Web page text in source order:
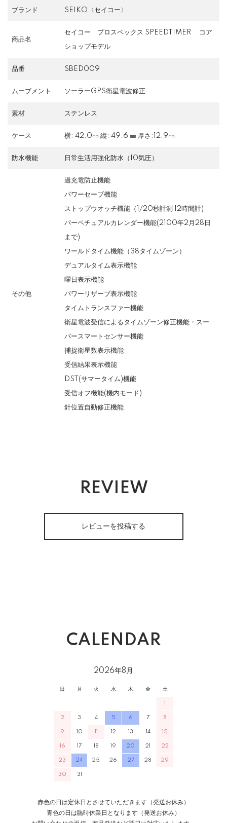
ブランド SEIKO〈セイコー〉
商品名
セイコー プロスペックス SPEEDTIMER コア
ショップモデル
品番 SBED009
ムーブメント ソーラーGPS衛星電波修正
素材 ステンレス
ケース 横: 42.0㎜ 縦: 49.6 ㎜ 厚さ:12.9㎜
防水機能 日常生活用強化防水（10気圧）
その他
過充電防止機能
パワーセーブ機能
ストップウオッチ機能（1/20秒計測 12時間計)
パーペチュアルカレンダー機能(2100年2月28日
まで)
ワールドタイム機能（38タイムゾーン）
デュアルタイム表示機能
曜日表示機能
パワーリザーブ表示機能
タイムトランスファー機能
衛星電波受信によるタイムゾーン修正機能・スー
パースマートセンサー機能
捕捉衛星数表示機能
受信結果表示機能
DST(サマータイム)機能
受信オフ機能(機内モード)
針位置自動修正機能
REVIEW
レビューを投稿する
CALENDAR
2026年8月
日 月 火 水 木 金 土
1
2 3 4 5 6 7 8
9 10 11 12 13 14 15
16 17 18 19 20 21 22
23 24 25 26 27 28 29
30 31
赤色の日は定休日とさせていただきます（発送お休み）
青色の日は臨時休業日となります（発送お休み）